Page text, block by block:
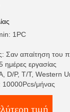
1PC
Σαν απαίτηση του
εργασίας
D/P, T/T, Western
μήνας
τιμή